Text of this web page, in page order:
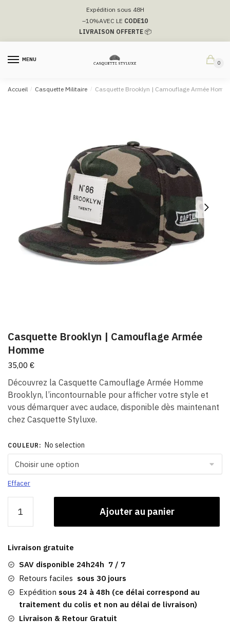
navigation
Expédition sous 48H
–10%AVEC LE CODE10
LIVRAISON OFFERTE📦
MENU
0
Accueil / Casquette Militaire / Casquette Brooklyn | Camouflage Armée
Casquette Brooklyn | Camouflage Armée
Homme
35,00 €
Découvrez la Casquette Camouflage Armée Homme
Brooklyn, l’incontournable pour afficher votre style et
vous démarquer avec audace, disponible dès maintenant
chez Casquette Styluxe.
COULEUR : No selection
Effacer
Casquette
|
Camouflage
Armée
Homme
Ajouter au panier
Livraison gratuite
SAV disponible 24h24h 7 / 7
Retours faciles sous 30 jours
Expédition sous 24 à 48h (ce délai correspond au
traitement du colis et non au délai de livraison)
Livraison & Retour Gratuit